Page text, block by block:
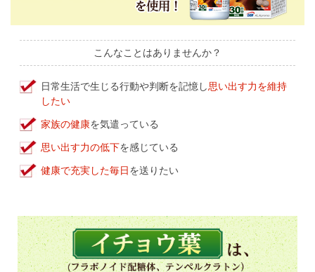
こんなことはありませんか？
日常生活で生じる行動や判断を記憶し思い出す力を維持
したい
家族の健康を気遣っている
思い出す力の低下を感じている
健康で充実した毎日を送りたい